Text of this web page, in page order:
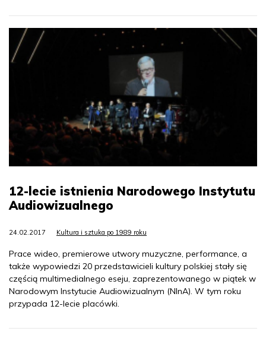
12-lecie istnienia Narodowego Instytutu
Audiowizualnego
24.02.2017 Kultura i sztuka po 1989 roku
Prace wideo, premierowe utwory muzyczne, performance, a
także wypowiedzi 20 przedstawicieli kultury polskiej stały się
częścią multimedialnego eseju, zaprezentowanego w piątek w
Narodowym Instytucie Audiowizualnym (NInA). W tym roku
przypada 12-lecie placówki.